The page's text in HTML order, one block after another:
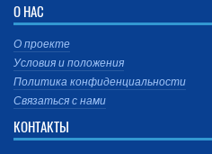
О НАС
О проекте
Условия и положения
Политика конфиденциальности
Связаться с нами
КОНТАКТЫ